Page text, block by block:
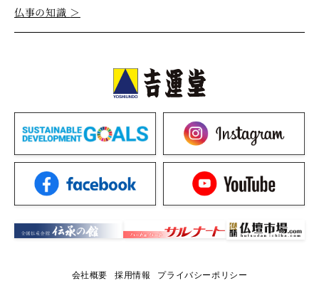
仏事の知識 ＞
会社概要 採用情報 プライバシーポリシー